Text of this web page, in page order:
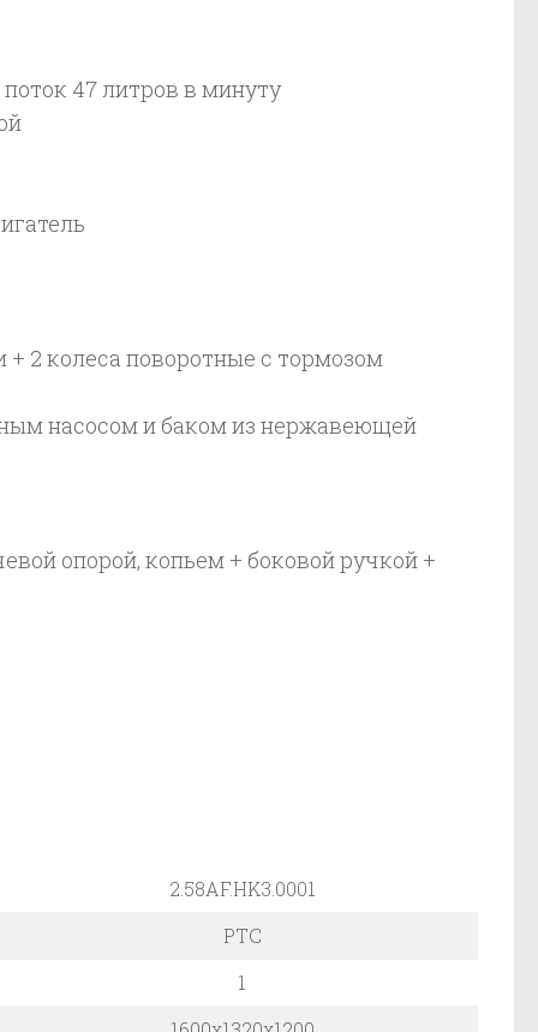
47 литров в минуту
2 колеса поворотные с тормозом
насосом и баком из нержавеющей
опорой, копьем + боковой ручкой +
2.58AF.HK3.0001
PTC
1